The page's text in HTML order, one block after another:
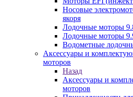
Носовые
якоря
Лодочные моторы
Лодочные моторы
Водометные
Аксессуары и
моторов
Назад
Аксессуары и
моторов